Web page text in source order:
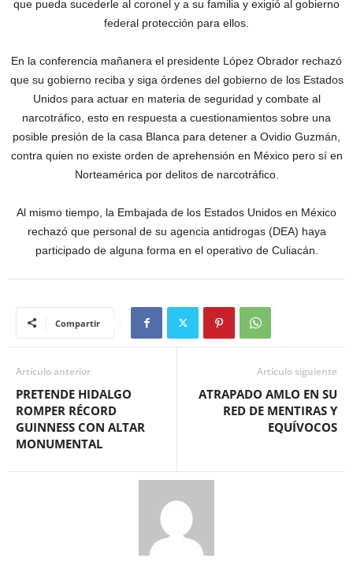
que pueda sucederle al coronel y a su familia y exigió al gobierno
federal protección para ellos.
En la conferencia mañanera el presidente López Obrador rechazó
que su gobierno reciba y siga órdenes del gobierno de los Estados
Unidos para actuar en materia de seguridad y combate al
narcotráfico, esto en respuesta a cuestionamientos sobre una
posible presión de la casa Blanca para detener a Ovidio Guzmán,
contra quien no existe orden de aprehensión en México pero sí en
Norteamérica por delitos de narcotráfico.
Al mismo tiempo, la Embajada de los Estados Unidos en México
rechazó que personal de su agencia antidrogas (DEA) haya
participado de alguna forma en el operativo de Culiacán.
Compartir
Artículo anterior
PRETENDE HIDALGO
ROMPER RÉCORD
GUINNESS CON ALTAR
MONUMENTAL
Artículo siguiente
ATRAPADO AMLO EN SU
RED DE MENTIRAS Y
EQUÍVOCOS